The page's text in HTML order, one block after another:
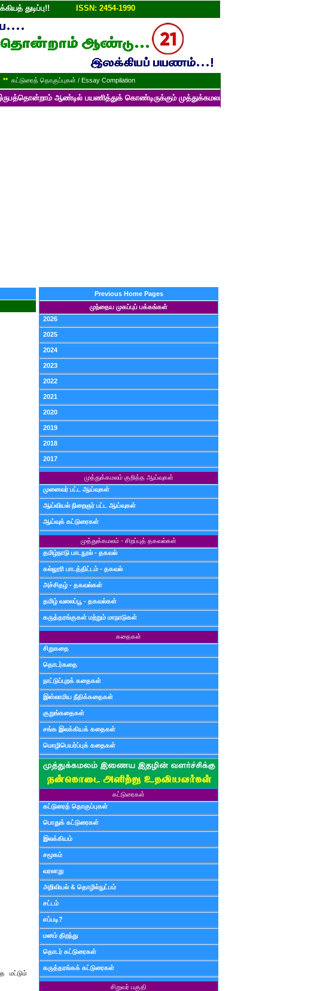
துடிப்பு!! ISSN: 2454-1990
** கட்டுரைத் தொகுப்புகள் / Essay Compilation
ஆண்டில் பயணித்துக் கொண்டிருக்கும் முத்துக்கமலம் பன்னாட்டுத் தமிழ் மின்னிதழின்
மட்டும்
Previous Home Pages
முந்தைய முகப்புப் பக்கங்கள்
2026
2025
2024
2023
2022
2021
2020
2019
2018
2017
முத்துக்கமலம் குறித்த ஆய்வுகள்
முனைவர் பட்ட ஆய்வுகள்
ஆய்வியல் நிறைஞர் பட்ட ஆய்வுகள்
ஆய்வுக் கட்டுரைகள்
முத்துக்கமலம் - சிறப்புத் தகவல்கள்
தமிழ்நாடு பாடநூல் - தகவல்
கல்லூரி பாடத்திட்டம் - தகவல்
அச்சிதழ் - தகவல்கள்
தமிழ் வலைப்பூ - தகவல்கள்
கருத்தரங்குகள் மற்றும் மாநாடுகள்
கதைகள்
சிறுகதை
தொடர்கதை
நாட்டுப்புறக் கதைகள்
இஸ்லாமிய நீதிக்கதைகள்
குறுங்கதைகள்
சங்க இலக்கியக் கதைகள்
மொழிபெயர்ப்புக் கதைகள்
கட்டுரைகள்
கட்டுரைத் தொகுப்புகள்
பொதுக் கட்டுரைகள்
இலக்கியம்
சமூகம்
வரலாறு
அறிவியல் & தொழில்நுட்பம்
சட்டம்
எப்படி?
மனம் திறந்து
தொடர் கட்டுரைகள்
கருத்தரங்கக் கட்டுரைகள்
சிறுவர் பகுதி